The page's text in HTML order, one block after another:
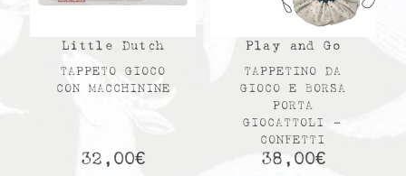
Little Dutch
TAPPETO GIOCO
CON MACCHININE
32,00€
Play and Go
TAPPETINO DA
GIOCO E BORSA
PORTA
GIOCATTOLI –
CONFETTI
38,00€